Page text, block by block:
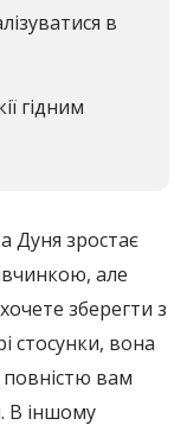
в
гідним
Дуня зростає
але
зберегти з
стосунки, вона
вам
В іншому